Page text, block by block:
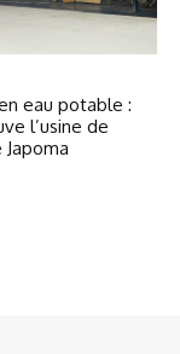
eau potable :
l’usine de